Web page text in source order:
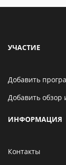
УЧАСТИЕ
Добавить
Добавить обзор
ИНФОРМАЦИЯ
Контакты